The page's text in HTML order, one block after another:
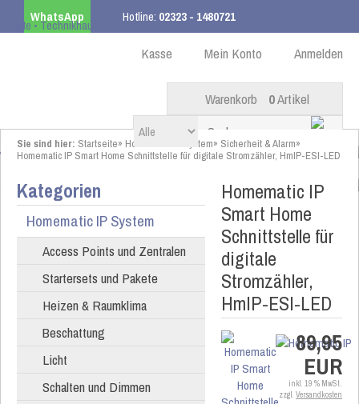
WhatsApp Hotline: 02323 - 1480721
ab 99,00 € innerhalb DE Anmelden
Mein Konto
Kasse
Warenkorb 0Artikel
Sie sind hier: Startseite» Homematic IP System» Sicherheit & Alarm»
Homematic IP Smart Home Schnittstelle für digitale Stromzähler, HmIP-ESI-LED
Kategorien
Homematic IP System
Access Points und Zentralen
Startersets und Pakete
Heizen & Raumklima
Beschattung
Licht
Schalten und Dimmen
Homematic IP
Smart Home
Schnittstelle für
digitale
Stromzähler,
HmIP-ESI-LED
89,95
EUR
inkl. 19 % MwSt.
zzgl. Versandkosten